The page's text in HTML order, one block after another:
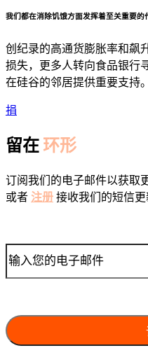
我们都在消除饥饿方面发挥着至关重要的
创纪录的高通货膨胀率和飙
损失，更多人转向食品银行
在硅谷的邻居提供重要支持。
捐
留在 环形
订阅我们的电子邮件以获取
或者 注册 接收我们的短信更